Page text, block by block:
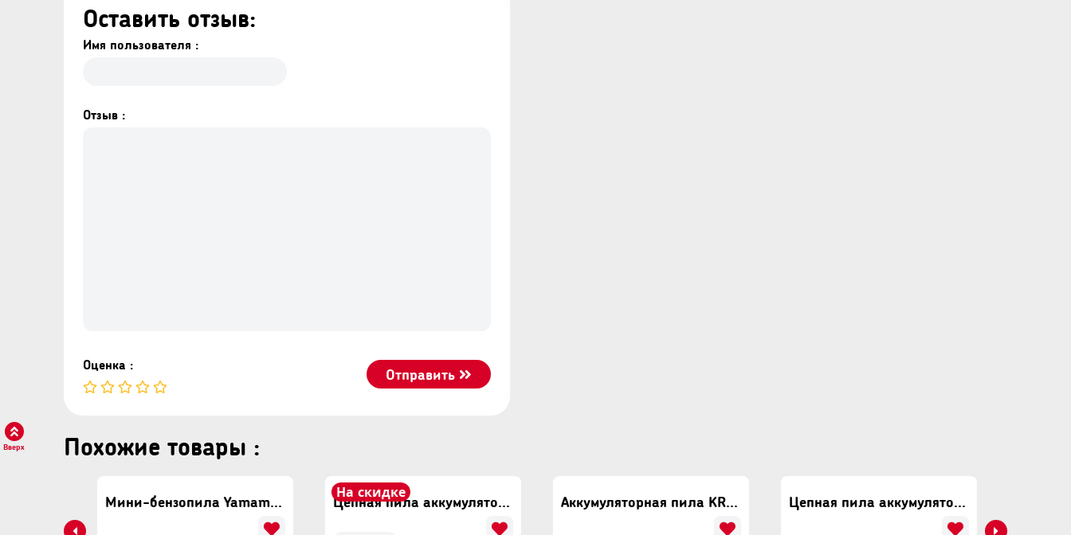
- Аварийный тормоз: Есть
Похожие товары :
Мини-бензопила Yamamoto YBS-124
На скидке
Цепная пила аккумуляторная Mustang 20BCS08 Аккумуляторная пила KRAISSMANN M1609 Цепная пила аккумуляторная Viper MUR-9106 4A
Оставить отзыв:
Имя пользователя :
Отзыв :
Оценка :
Отправить
Вверх